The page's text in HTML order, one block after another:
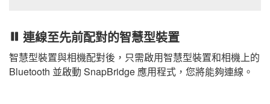
連線至先前配對的智慧型裝置
智慧型裝置與相機配對後，只需啟用智慧型裝置和相機上的
Bluetooth 並啟動 SnapBridge 應用程式，您將能夠連線。